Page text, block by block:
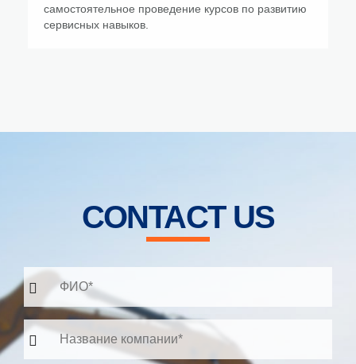
самостоятельное проведение курсов по развитию
сервисных навыков.
CONTACT US